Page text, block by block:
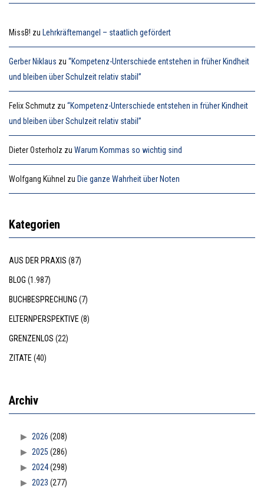
MissB! zu Lehrkräftemangel – staatlich gefördert
Gerber Niklaus zu “Kompetenz-Unterschiede entstehen in früher Kindheit
und bleiben über Schulzeit relativ stabil”
Felix Schmutz zu “Kompetenz-Unterschiede entstehen in früher Kindheit
und bleiben über Schulzeit relativ stabil”
Dieter Osterholz zu Warum Kommas so wichtig sind
Wolfgang Kühnel zu Die ganze Wahrheit über Noten
Kategorien
AUS DER PRAXIS (87)
BLOG (1.987)
BUCHBESPRECHUNG (7)
ELTERNPERSPEKTIVE(8)
GRENZENLOS (22)
ZITATE(40)
Archiv
2026 (208)
2025 (286)
2024(298)
2023 (277)